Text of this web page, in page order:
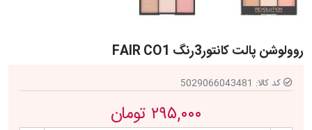
روولوشن پالت کانتور3رنگ FAIR CO1
کد کالا: 5029066043481
۲۹۵,۰۰۰ تومان